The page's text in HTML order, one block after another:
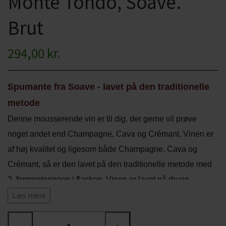
CHARDONNAY
REFOSCO
SCHIOPPETINO
TONICS OG VAND
PÅSKE
Brut
294,00 kr.
Spumante fra Soave - lavet på den traditionelle
metode
Denne mousserende vin er til dig, der gerne vil prøve
noget andet end Champagne, Cava og Crémant. Vinen er
af høj kvalitet og ligesom både Champagne, Cava og
Crémant, så er den lavet på den traditionelle metode med
2. fermenteringen i flasken. Vinen er lavet på druen
Garganega, som er en udbredt hvidvinsdrue i vinregionen
Soave. Druerne er håndhøstede for at sikre den bedst
Læs mere